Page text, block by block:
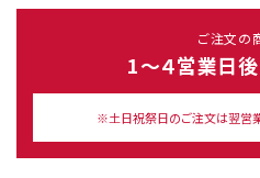
ご注文の
1～４営業日後
※土日祝祭日のご注文は翌営